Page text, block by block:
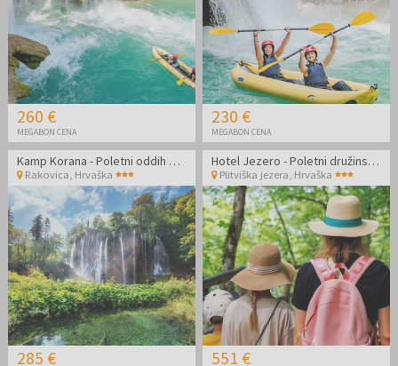
260 €
MEGABON CENA
230 €
MEGABON CENA
Kamp Korana - Poletni oddih v Plitvicah z vključenimi vstopnicami
Rakovica, Hrvaška
285 €
Hotel Jezero - Poletni družinski oddih v Plitvicah z vključenimi vstopnicami
Plitviška jezera, Hrvaška
551 €